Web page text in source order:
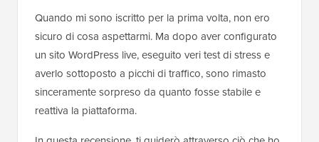
Quando mi sono iscritto per la prima volta, non ero
sicuro di cosa aspettarmi. Ma dopo aver configurato
un sito WordPress live, eseguito veri test di stress e
averlo sottoposto a picchi di traffico, sono rimasto
sinceramente sorpreso da quanto fosse stabile e
reattiva la piattaforma.